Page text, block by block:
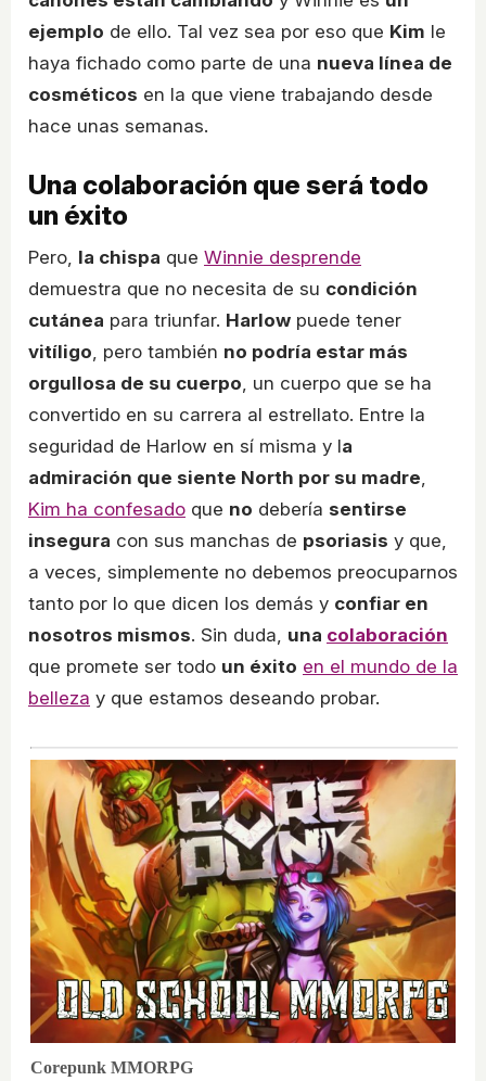
ejemplo de ello. Tal vez sea por eso que Kim le
haya fichado como parte de una nueva línea de
cosméticos en la que viene trabajando desde
hace unas semanas.
Una colaboración que será todo
un éxito
Pero, la chispa que Winnie desprende
demuestra que no necesita de su condición
cutánea para triunfar. Harlow puede tener
vitíligo , pero también no podría estar más
orgullosa de su cuerpo , un cuerpo que se ha
convertido en su carrera al estrellato. Entre la
seguridad de Harlow en sí misma y la
admiración que siente North por su madre
Kim ha confesado que no debería sentirse
insegura con sus manchas de psoriasis y que,
a veces, simplemente no debemos preocuparnos
tanto por lo que dicen los demás y confiar en
nosotros mismos. Sin duda, una colaboración
que promete ser todo un éxito en el mundo de la
belleza y que estamos deseando probar.
Corepunk MMORPG